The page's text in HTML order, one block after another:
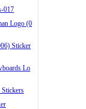
017
Logo (0
Sticker
Lo